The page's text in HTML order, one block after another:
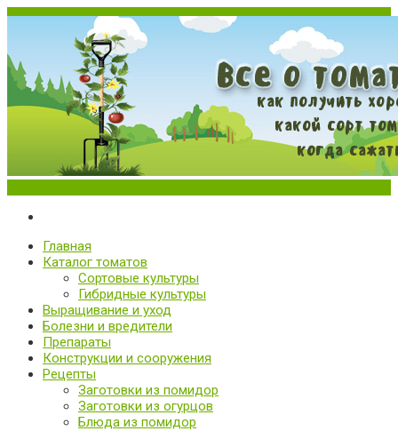
Все о томатах. Выращивание томатов. Сорта и рассада.
Выращивание и уход за томатами
Главная
Каталог томатов
Сортовые культуры
Гибридные культуры
Выращивание и уход
Болезни и вредители
Препараты
Конструкции и сооружения
Рецепты
Заготовки из помидор
Заготовки из огурцов
Блюда из помидор